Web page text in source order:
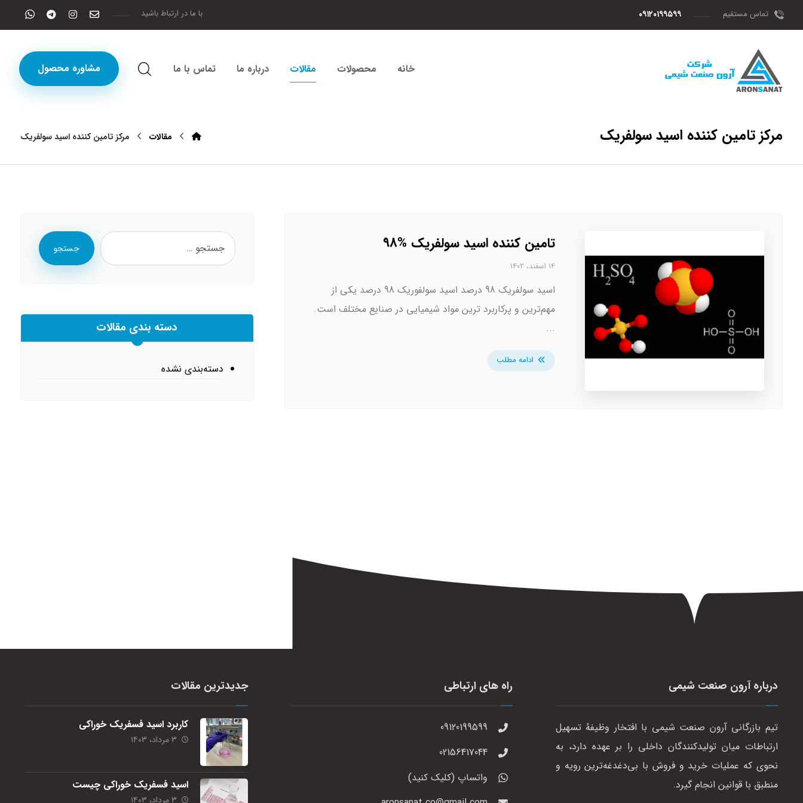
تماس مستقیم ۰۹۱۲۰۱۹۹۵۹۹ با ما در ارتباط باشید
مشاوره محصول خانه محصولات مقالات درباره ما تماس با ما
مرکز تامین کننده اسید سولفریک مقالات مرکز تامین کننده اسید سولفریک
تامین کننده اسید سولفریک %98
۱۴ اسفند، ۱۴۰۲
اسید سولفریک 98 درصد اسید سولفوریک 98 درصد یکی از
مهم‌ترین و پرکاربرد ترین مواد شیمیایی در صنایع مختلف است.
...
ادامه مطلب
جستجو
دسته بندی مقالات
دسته‌بندی نشده
درباره آرون صنعت شیمی
تیم بازرگانی آرون صنعت شیمی با افتخار وظیفهٔ تسهیل
ارتباطات میان تولیدکنندگان داخلی را بر عهده دارد، به
نحوی که عملیات خرید و فروش با بی‌دغدغه‌ترین رویه و
منطبق با قوانین انجام گیرد.
راه های ارتباطی
09120199599
02156417044
واتساپ (کلیک کنید)
جدیدترین مقالات
کاربرد اسید فسفریک خوراکی
۳ مرداد، ۱۴۰۳
اسید فسفریک خوراکی چیست
۳ مرداد، ۱۴۰۳